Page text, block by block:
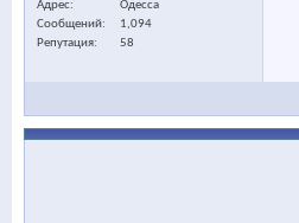
Адрес
Одесса
Сообщений
1,094
Репутация
58